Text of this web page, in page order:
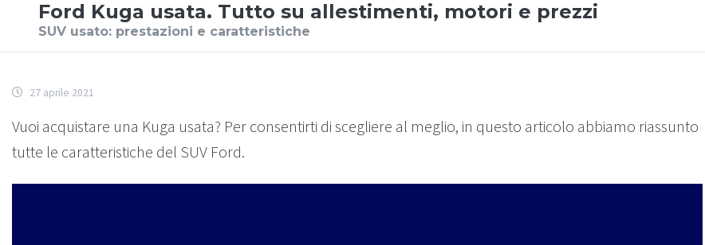
Ford Kuga usata. Tutto su allestimenti, motori e prezzi
SUV usato: prestazioni e caratteristiche
27 aprile 2021
Vuoi acquistare una Kuga usata? Per consentirti di scegliere al meglio, in questo articolo abbiamo riassunto
tutte le caratteristiche del SUV Ford.